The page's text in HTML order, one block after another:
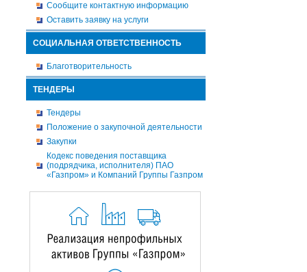
Сообщите контактную информацию
Оставить заявку на услуги
СОЦИАЛЬНАЯ ОТВЕТСТВЕННОСТЬ
Благотворительность
ТЕНДЕРЫ
Тендеры
Положение о закупочной деятельности
Закупки
Кодекс поведения поставщика
(подрядчика, исполнителя) ПАО
«Газпром» и Компаний Группы Газпром